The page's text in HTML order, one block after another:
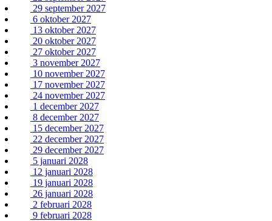
29 september 2027
6 oktober 2027
13 oktober 2027
20 oktober 2027
27 oktober 2027
3 november 2027
10 november 2027
17 november 2027
24 november 2027
1 december 2027
8 december 2027
15 december 2027
22 december 2027
29 december 2027
5 januari 2028
12 januari 2028
19 januari 2028
26 januari 2028
2 februari 2028
9 februari 2028